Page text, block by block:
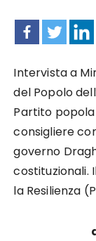
Intervista a
del Popolo
Partito
consigliere
governo
costituzionali.
la Resilienza